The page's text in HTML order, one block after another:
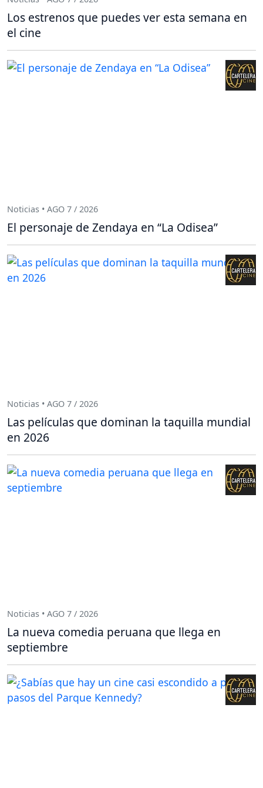
Los estrenos que puedes ver esta semana en
el cine
Noticias • AGO 7 / 2026
El personaje de Zendaya en “La Odisea”
Noticias • AGO 7 / 2026
Las películas que dominan la taquilla mundial
en 2026
Noticias • AGO 7 / 2026
La nueva comedia peruana que llega en
septiembre